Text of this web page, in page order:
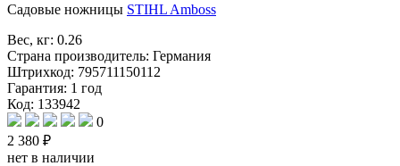
Садовые ножницы STIHL Amboss
Вес, кг: 0.26
Страна производитель: Германия
Штрихкод: 795711150112
Гарантия: 1 год
Код: 133942
0
2 380 ₽
нет в наличии